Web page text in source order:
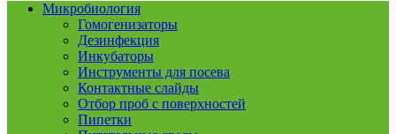
Микробиология
Гомогенизаторы
Дезинфекция
Инкубаторы
Инструменты для посева
Контактные слайды
Отбор проб с поверхностей
Пипетки